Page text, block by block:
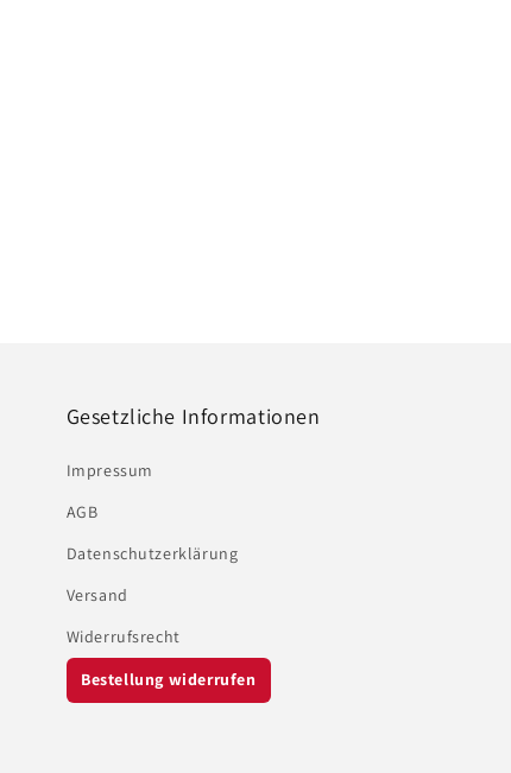
Gesetzliche Informationen
Impressum
AGB
Datenschutzerklärung
Versand
Widerrufsrecht
Bestellung widerrufen